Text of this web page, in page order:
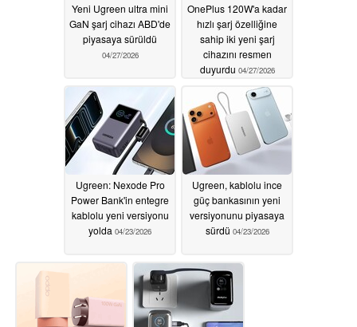
Yeni Ugreen ultra mini
GaN şarj cihazı ABD'de
piyasaya sürüldü
04/27/2026
OnePlus 120W'a kadar
hızlı şarj özelliğine
sahip iki yeni şarj
cihazını resmen
duyurdu 04/27/2026
Ugreen: Nexode Pro
Power Bank'in entegre
kablolu yeni versiyonu
yolda 04/23/2026
Ugreen, kablolu ince
güç bankasının yeni
versiyonunu piyasaya
sürdü 04/23/2026